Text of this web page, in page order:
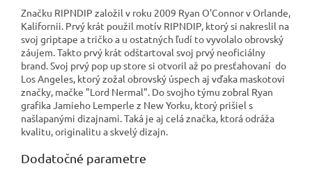
Značku RIPNDIP založil v roku 2009 Ryan O'Connor v Orlande,
Kalifornii. Prvý krát použil motív RIPNDIP, ktorý si nakreslil na
svoj griptape a tričko a u ostatných ľudí to vyvolalo obrovský
záujem. Takto prvý krát odštartoval svoj prvý neoficiálny
brand. Svoj prvý pop up store si otvoril až po presťahovaní do
Los Angeles, ktorý zožal obrovský úspech aj vďaka maskotovi
značky, mačke "Lord Nermal". Do svojho týmu zobral Ryan
grafika Jamieho Lemperle z New Yorku, ktorý prišiel s
našlapanými dizajnami. Taká je aj celá značka, ktorá odráža
kvalitu, originalitu a skvelý dizajn.
Dodatočné parametre